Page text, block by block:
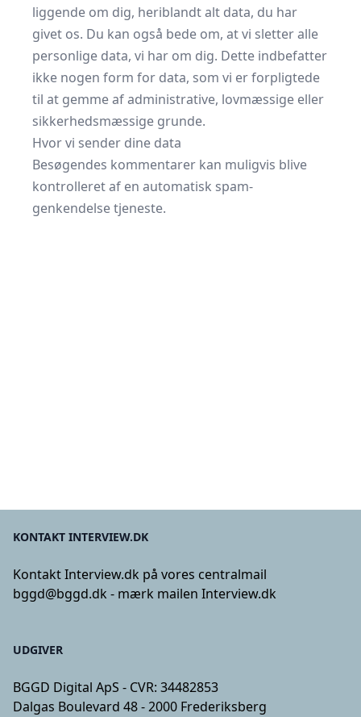
liggende om dig, heriblandt alt data, du har
givet os. Du kan også bede om, at vi sletter alle
personlige data, vi har om dig. Dette indbefatter
ikke nogen form for data, som vi er forpligtede
til at gemme af administrative, lovmæssige eller
sikkerhedsmæssige grunde.
Hvor vi sender dine data
Besøgendes kommentarer kan muligvis blive
kontrolleret af en automatisk spam-
genkendelse tjeneste.
KONTAKT INTERVIEW.DK
Kontakt Interview.dk på vores centralmail
bggd@bggd.dk - mærk mailen Interview.dk
UDGIVER
BGGD Digital ApS - CVR: 34482853
Dalgas Boulevard 48 - 2000 Frederiksberg